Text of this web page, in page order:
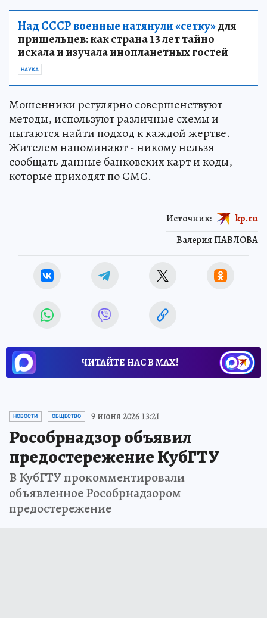
Над СССР военные натянули «сетку»для
пришельцев: как страна 13 лет тайно
искала и изучала инопланетных гостей
НАУКА
Мошенники регулярно совершенствуют
методы, используют различные схемы и
пытаются найти подход к каждой жертве.
Жителем напоминают - никому нельзя
сообщать данные банковских карт и коды,
которые приходят по СМС.
Валерия ПАВЛОВА
Источник: kp.ru
ЧИТАЙТЕ НАС В МАХ!
НОВОСТИ ОБЩЕСТВО 9 июня 2026 13:21
Рособрнадзор объявил
предостережение КубГТУ
В КубГТУ прокомментировали
объявленное Рособрнадзором
предостережение